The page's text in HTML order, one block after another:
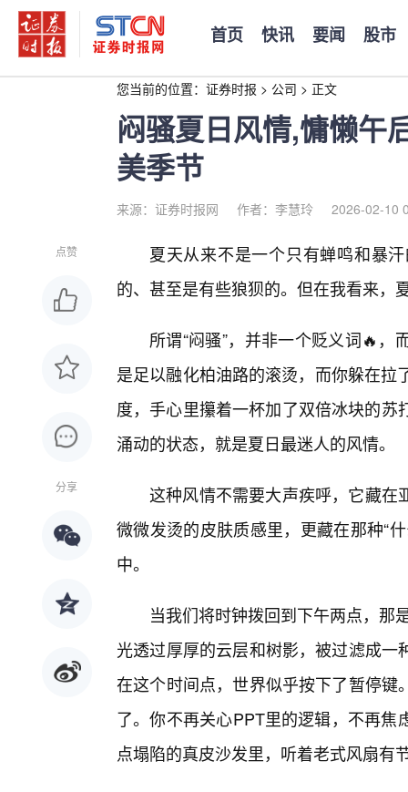
首页 快讯 要闻 股市
您当前的位置： 证券时报 > 公司 > 正文
闷骚夏日风情,慵懒午
美季节
来源：证券时报网 作者：李慧玲 2026-02-10
点赞
分享
夏天从来不是一个只有蝉鸣和暴
的、甚至是有些狼狈的。但在我看来，
所谓“闷骚”，并非一个贬义词🔥
是足以融化柏油路的滚烫，而你躲在
度，手心里攥着一杯加了双倍冰块的
涌动的状态，就是夏日最迷人的风情。
这种风情不需要大声疾呼，它藏在
微微发烫的皮肤质感里，更藏在那种“
中。
当我们将时钟拨回到下午两点，那
光透过厚厚的云层和树影，被过滤成
在这个时间点，世界似乎按下了暂停
了。你不再关心PPT里的逻辑，不再
点塌陷的真皮沙发里，听着老式风扇有